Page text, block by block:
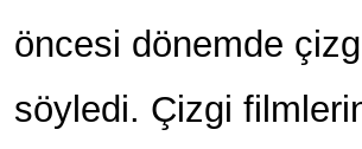
öncesi dönemde
söyledi. Çizgi